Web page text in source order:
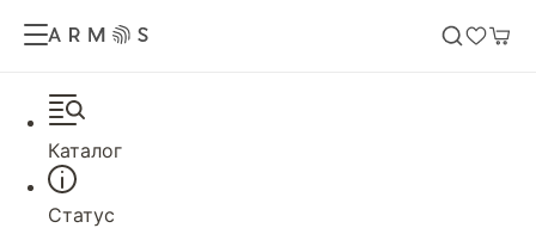
Каталог
Статус